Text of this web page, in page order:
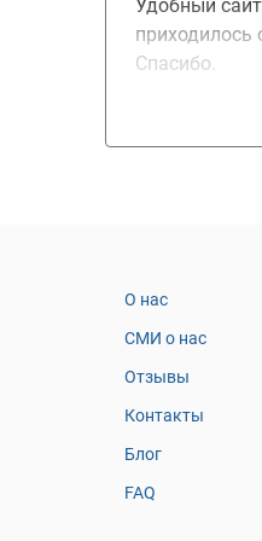
Удобный
приходилось
Спасибо.
О нас
СМИ о нас
Отзывы
Контакты
Блог
FAQ